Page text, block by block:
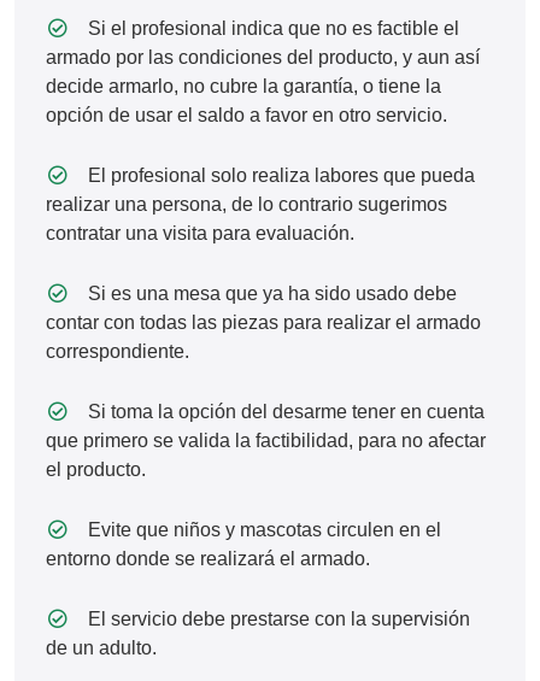
Si el profesional indica que no es factible el
armado por las condiciones del producto, y aun así
decide armarlo, no cubre la garantía, o tiene la
opción de usar el saldo a favor en otro servicio.
El profesional solo realiza labores que pueda
realizar una persona, de lo contrario sugerimos
contratar una visita para evaluación.
Si es una mesa que ya ha sido usado debe
contar con todas las piezas para realizar el armado
correspondiente.
Si toma la opción del desarme tener en cuenta
que primero se valida la factibilidad, para no afectar
el producto.
Evite que niños y mascotas circulen en el
entorno donde se realizará el armado.
El servicio debe prestarse con la supervisión
de un adulto.